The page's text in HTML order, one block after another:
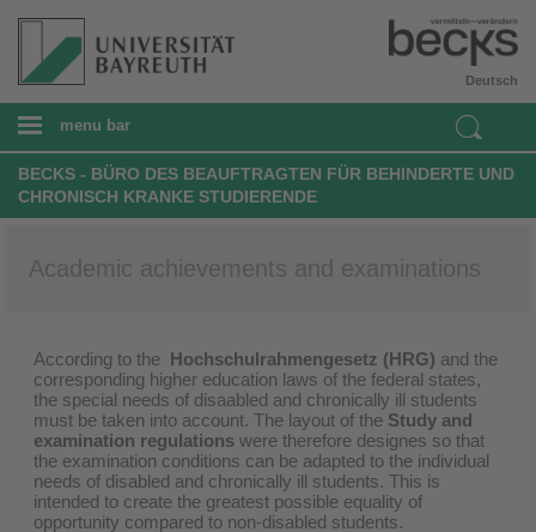
Deutsch
menu bar
BECKS - BÜRO DES BEAUFTRAGTEN FÜR BEHINDERTE UND
CHRONISCH KRANKE STUDIERENDE
Academic achievements and examinations
According to the Hochschulrahmengesetz (HRG) and the
corresponding higher education laws of the federal states,
the special needs of disaabled and chronically ill students
must be taken into account. The layout of the Study and
examination regulations were therefore designes so that
the examination conditions can be adapted to the individual
needs of disabled and chronically ill students. This is
intended to create the greatest possible equality of
opportunity compared to non-disabled students.